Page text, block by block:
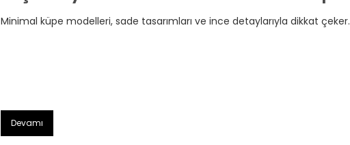
Minimal küpe modelleri, sade tasarımları ve ince detaylarıyla dikkat çeker.
Devamı